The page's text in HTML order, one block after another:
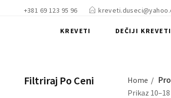
+381 69 123 95 96
KREVETI DEČIJI KREVETI
Home
Prikaz
Filtriraj Po Ceni